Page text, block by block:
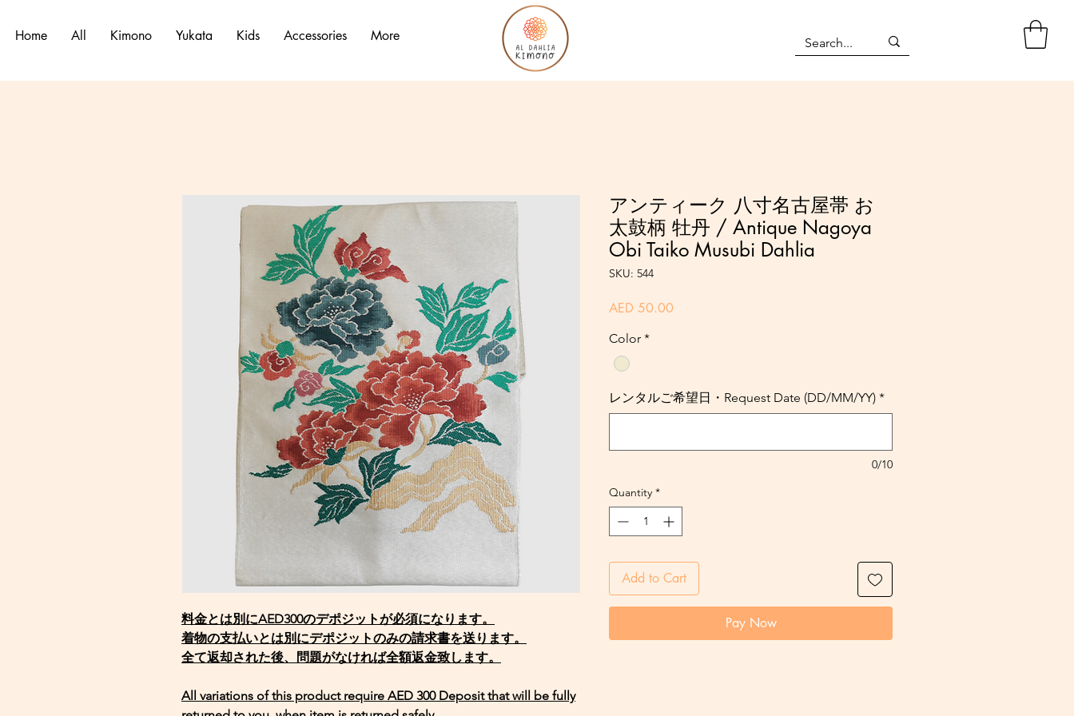
Home All Kimono Yukata Kids Accessories More
料金とは別にAED300のデポジットが必須になります。
着物の支払いとは別にデポジットのみの請求書を送ります。
全て返却された後、問題がなければ全額返金致します。
All variations of this product require AED 300 Deposit that will be fully
アンティーク 八寸名古屋帯 お
太鼓柄 牡丹 / Antique Nagoya
Obi Taiko Musubi Dahlia
SKU: 544
AED 50.00Price
Color *
レンタルご希望日・Request Date (DD/MM/YY) *
0/10
Quantity *
Add to Cart
Pay Now